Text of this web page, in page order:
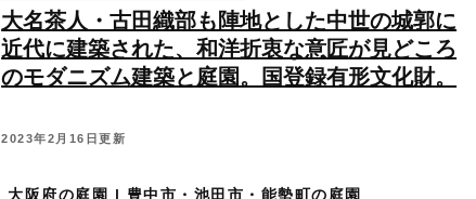
大名茶人・古田織部も陣地とした中世の城郭に
近代に建築された、和洋折衷な意匠が見どころ
のモダニズム建築と庭園。国登録有形文化財。
2023年2月16日更新
大阪府の庭園 | 豊中市・池田市・能勢町の庭園